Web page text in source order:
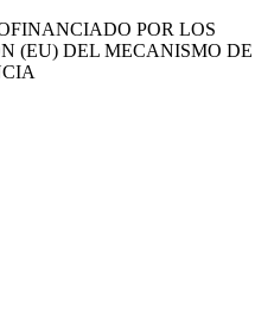
POR LOS
(EU) DEL MECANISMO DE